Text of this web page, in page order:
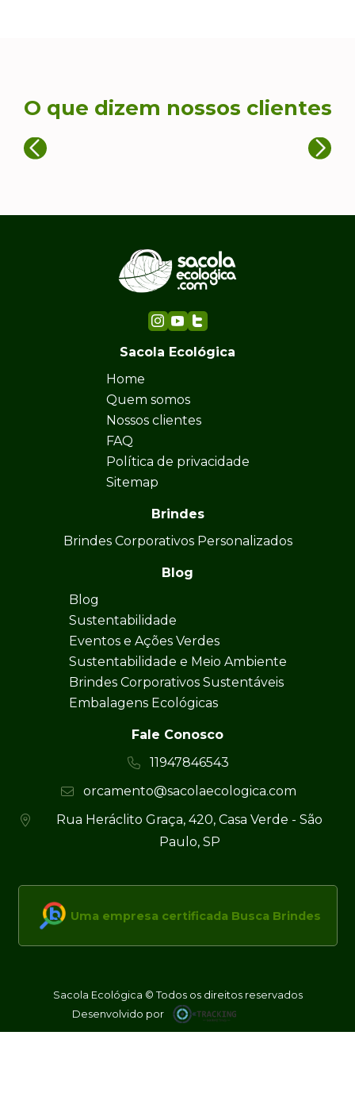
O que dizem nossos clientes
Sacola Ecológica
Home
Quem somos
Nossos clientes
FAQ
Política de privacidade
Sitemap
Brindes
Brindes Corporativos Personalizados
Blog
Blog
Sustentabilidade
Eventos e Ações Verdes
Sustentabilidade e Meio Ambiente
Brindes Corporativos Sustentáveis
Embalagens Ecológicas
Fale Conosco
11947846543
orcamento@sacolaecologica.com
Rua Heráclito Graça, 420, Casa Verde - São
Paulo, SP
Uma empresa certificada Busca Brindes
Sacola Ecológica © Todos os direitos reservados
Desenvolvido por